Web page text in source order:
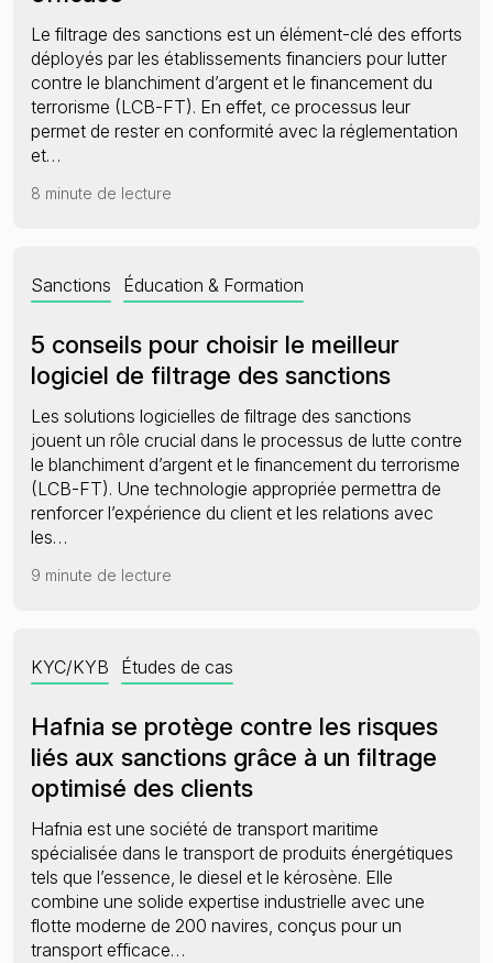
Le filtrage des sanctions est un élément-clé des efforts
déployés par les établissements financiers pour lutter
contre le blanchiment d’argent et le financement du
terrorisme (LCB-FT). En effet, ce processus leur
permet de rester en conformité avec la réglementation
et…
8 minute de lecture
Sanctions Éducation & Formation
5 conseils pour choisir le meilleur
logiciel de filtrage des sanctions
Les solutions logicielles de filtrage des sanctions
jouent un rôle crucial dans le processus de lutte contre
le blanchiment d’argent et le financement du terrorisme
(LCB-FT). Une technologie appropriée permettra de
renforcer l’expérience du client et les relations avec
les…
9 minute de lecture
KYC/KYB Études de cas
Hafnia se protège contre les risques
liés aux sanctions grâce à un filtrage
optimisé des clients
Hafnia est une société de transport maritime
spécialisée dans le transport de produits énergétiques
tels que l’essence, le diesel et le kérosène. Elle
combine une solide expertise industrielle avec une
flotte moderne de 200 navires, conçus pour un
transport efficace…